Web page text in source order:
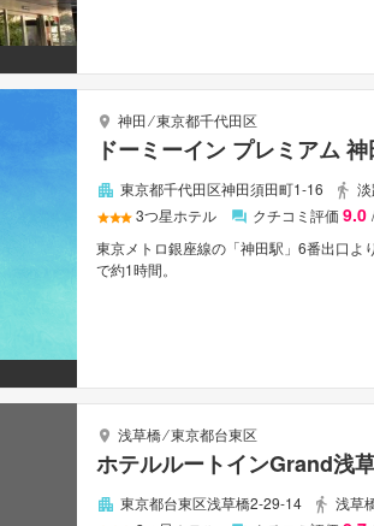
す。 便利な立地に位置するKeikyu EX
神田⁄東京都千代田区
ドーミーイン プレミアム 神
東京都千代田区神田須田町1-16
3つ星ホテル クチコミ評価 9.0
東京メトロ銀座線の「神田駅」6番出口
で約1時間。
浅草橋⁄東京都台東区
ホテルルートインGrand浅
東京都台東区浅草橋2-29-14 浅草